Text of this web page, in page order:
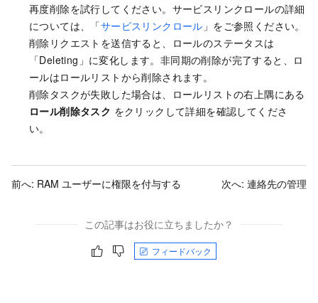
再度削除を試行してください。サービスリンクロールの詳細
については、「サービスリンクロール 」をご参照ください。
削除リクエストを送信すると、ロールのステータスは
「Deleting」に変化します。非同期の削除が完了すると、ロ
ールはロールリストから削除されます。
削除タスクが失敗した場合は、ロールリストの右上隅にある
ロール削除タスク をクリックして詳細を確認してくださ
い。
前へ: RAM ユーザーに権限を付与する 次へ: 連絡先の管理
この記事はお役に立ちましたか？
フィードバック